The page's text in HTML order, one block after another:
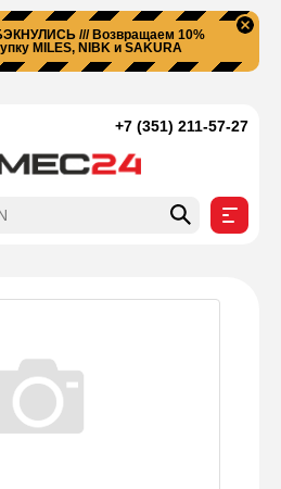
/// Возвращаем 10%
MILES, NIBK и SAKURA
+7 (351) 211-57-27